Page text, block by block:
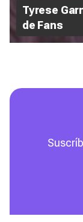
Tyrese
de Fans